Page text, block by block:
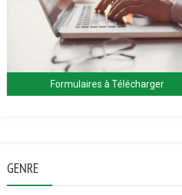
Formulaires à Télécharger
GENRE